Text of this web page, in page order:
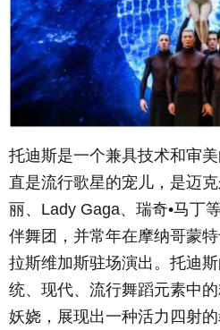
托迪斯是一个兼具技术和审
直是流行歌星的宠儿，是迈
丽、 Lady Gaga、瑞奇•马丁
伴舞团，并常年在摩纳哥蒙
拉斯维加斯驻场演出。托迪
统、现代、流行舞蹈元素中
妖娆，展现出一种活力四射